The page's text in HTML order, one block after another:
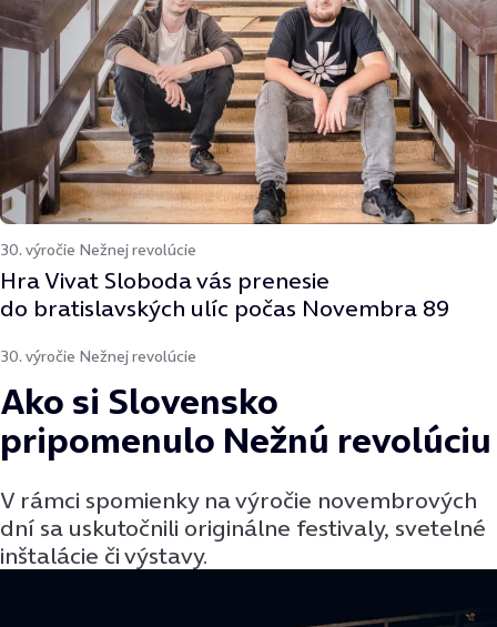
30. výročie Nežnej revolúcie
Hra Vivat Sloboda vás prenesie
do bratislavských ulíc počas Novembra 89
30. výročie Nežnej revolúcie
Ako si Slovensko
pripomenulo Nežnú revolúciu
V rámci spomienky na výročie novembrových
dní sa uskutočnili originálne festivaly, svetelné
inštalácie či výstavy.